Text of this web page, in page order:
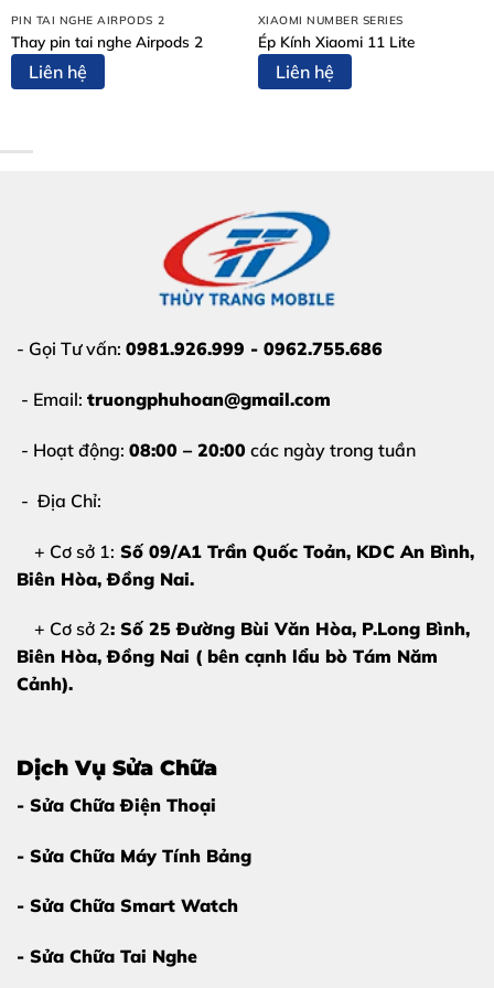
Màn hình đen hoàn toàn:Khi mở ứng dụng camera,
màn hình chỉ hiển thị màu đen dù các chức năng khác
2. Nguyên nhân khiến camera iPhone 16
Pro Max bị hỏng
Hiểu rõ nguyên nhân sẽ giúp bạn bảo quản điện thoại
tốt hơn sau khithay camera iPhone 16 Pro Max:
cáp kết nối.
Ngấm nước:Dù có tiêu chuẩn chống nước, nhưng nếu
vẫn có thể xâm nhập làm hỏng mạch camera.
Lỗi linh kiện từ nhà sản xuất:
hiếm gặp camera bị lỗi phần cứng ngay từ đầu
(thường được bảo hành hãng nếu máy còn zin).
PIN TAI NGHE AIRPODS 2
Thay pin tai nghe Airpods 2
Liên hệ
XIAOMI NUMBER SERIES
Ép Kính Xiaomi 11 Lite
Liên hệ
- Gọi Tư vấn: 0981.926.999 - 0962.755.686
- Email: truongphuhoan@gmail.com
- Hoạt động: 08:00 – 20:00 các ngày trong tuần
- Địa Chỉ:
+ Cơ sở 1: Số 09/A1 Trần Quốc Toản, KDC An Bình,
Biên Hòa, Đồng Nai.
+ Cơ sở 2: Số 25 Đường Bùi Văn Hòa, P.Long Bình,
Biên Hòa, Đồng Nai ( bên cạnh lẩu bò Tám Năm
Cảnh).
Dịch Vụ Sửa Chữa
- Sửa Chữa Điện Thoại
- Sửa Chữa Máy Tính Bảng
- Sửa Chữa Smart Watch
- Sửa Chữa Tai Nghe